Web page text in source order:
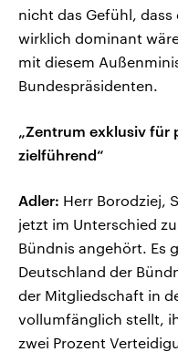
nicht das Gefühl,
wirklich dominant
mit diesem
Bundespräsidenten.
„Zentrum exklusiv für
zielführend“
Adler: Herr Borodziej,
jetzt im Unterschied
Bündnis angehört. Es
Deutschland der
der Mitgliedschaft in
vollumfänglich stellt,
zwei Prozent